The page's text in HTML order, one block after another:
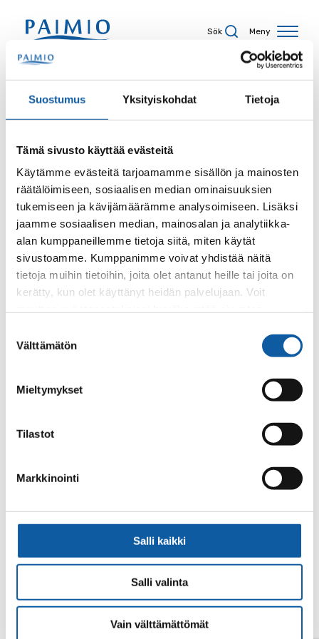
Suostumus Yksityiskohdat Tietoja
Tämä sivusto käyttää evästeitä
Käytämme evästeitä tarjoamamme sisällön ja mainosten
räätälöimiseen, sosiaalisen median ominaisuuksien
tukemiseen ja kävijämäärämme analysoimiseen. Lisäksi
jaamme sosiaalisen median, mainosalan ja analytiikka-
alan kumppaneillemme tietoja siitä, miten käytät
sivustoamme. Kumppanimme voivat yhdistää näitä
tietoja muihin tietoihin, joita olet antanut heille tai joita on
kerätty, kun olet käyttänyt heidän palvelujaan. Voit
valinta
Välttämätön
Mieltymykset
Tilastot
Markkinointi
Salli kaikki
Salli valinta
Vain välttämättömät
Sök Meny
Sökresultat
Sökord
Sida
Innehållstyp